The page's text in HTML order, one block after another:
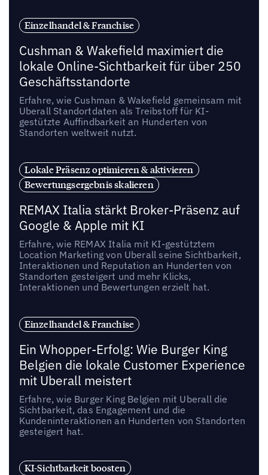
Einzelhandel & Franchise
Cushman & Wakefield maximiert die
lokale Online-Sichtbarkeit für über 250
Geschäftsstandorte
Erfahre, wie Cushman & Wakefield gemeinsam mit
Uberall Standortdaten als Treibstoff für KI-
gestützte Auffindbarkeit an Hunderten von
Standorten weltweit nutzt.
Lokale Präsenz optimieren & aktivieren
Bewertungsergebnis skalieren
REMAX Italia stärkt Broker-Präsenz auf
Google & Apple mit KI
Erfahre, wie REMAX Italia mit KI-gestütztem
Location Marketing von Uberall seine Sichtbarkeit,
Interaktionen und Reputation an Hunderten von
Standorten gesteigert und mehr Klicks,
Interaktionen und Bewertungen erzielt hat.
Einzelhandel & Franchise
Ein Whopper-Erfolg: Wie Burger King
Belgien die lokale Customer Experience
mit Uberall meistert
Erfahre, wie Burger King Belgien mit Uberall die
Sichtbarkeit, das Engagement und die
Kundeninteraktionen an Hunderten von Standorten
gesteigert hat.
KI-Sichtbarkeit boosten